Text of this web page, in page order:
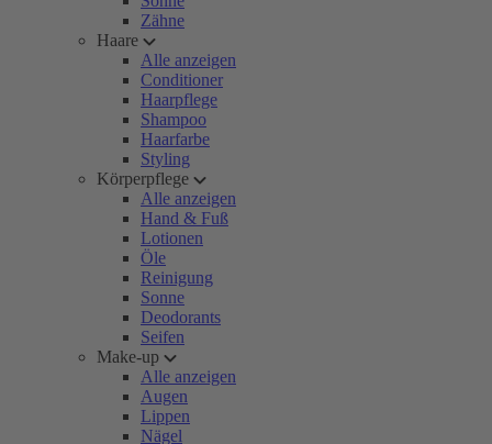
Zähne
Haare
Alle anzeigen
Conditioner
Haarpflege
Shampoo
Haarfarbe
Styling
Körperpflege
Alle anzeigen
Hand & Fuß
Lotionen
Öle
Reinigung
Sonne
Deodorants
Seifen
Make-up
Alle anzeigen
Augen
Lippen
Nägel